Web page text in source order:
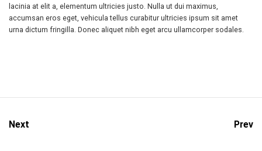
lacinia at elit a, elementum ultricies justo. Nulla ut dui maximus,
accumsan eros eget, vehicula tellus curabitur ultricies ipsum sit amet
urna dictum fringilla. Donec aliquet nibh eget arcu ullamcorper sodales.
Next Prev